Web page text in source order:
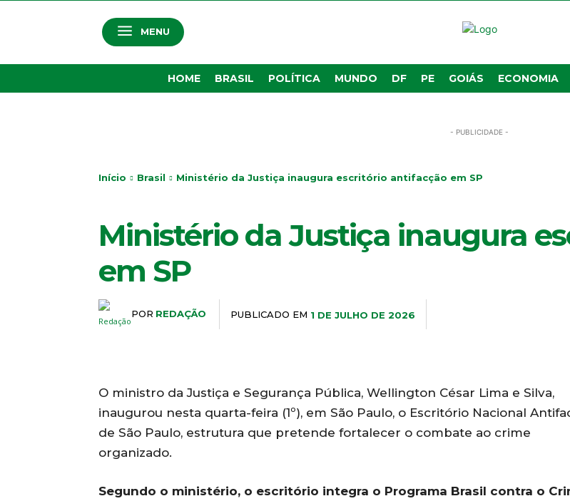
MENU
HOME BRASIL POLÍTICA MUNDO DF PE GOIÁS ECONOMIA
- PUBLICIDADE -
Início Brasil Ministério da Justiça inaugura escritório antifacção em SP
Ministério da Justiça inaugura
em SP
POR REDAÇÃO PUBLICADO EM 1 DE JULHO DE 2026
O ministro da Justiça e Segurança Pública, Wellington César Lima e Silva,
inaugurou nesta quarta-feira (1º), em São Paulo, o Escritório Nacional
de São Paulo, estrutura que pretende fortalecer o combate ao crime
organizado.
Segundo o ministério, o escritório integra o Programa Brasil contra o